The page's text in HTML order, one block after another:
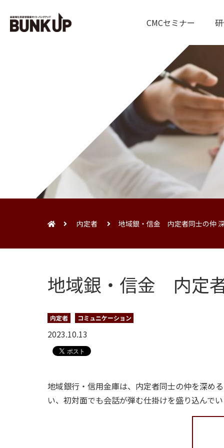
CMCセミナー
内定者 地域銀・信金 内定者同士の仲
地域銀・信金 内定
内定者 コミュニケーション
2023.10.13
地域銀行・信用金庫は、内定者同士の仲を深め
い、初対面でも会話が弾む仕掛けを盛り込んで